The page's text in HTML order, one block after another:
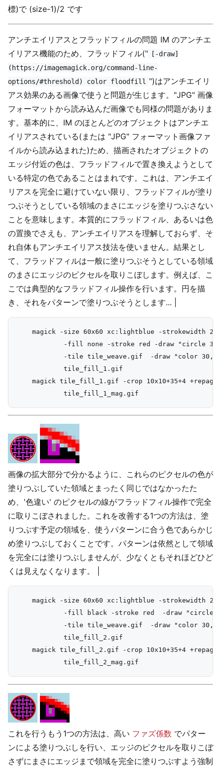
標)で (size-1)/2 です
アンチエイリアスとフラッドフィルの問題 IM のアンチエ
イリアス機能のため、フラッドフィル("
[-draw]
(https://imagemagick.org/command-line-
options/#threshold) color floodfill
")はアンチエイリ
アス効果のある画像で使うと問題が生じます。"JPG" 画像
フォーマットから読み込んだ画像でも同様の問題がありま
す。基本的に、IM のほとんどのオブジェクトはアンチエ
イリアスされている(または "JPG" フォーマット画像ファ
イルから読み込まれた)ため、描画されたオブジェクトの
エッジ付近の色は、フラッドフィルで置き換えようとして
いる特定の色であることはまれです。これは、アンチエイ
リアスを完全に避けていない限り、フラッドフィルが塗り
つぶそうとしている領域のまさにエッジを塗りつぶさない
ことを意味します。本質的にフラッドフィル、あるいは色
の置換でさえも、アンチエイリアスを理解しておらず、そ
れ自体もアンチエイリアス技法を使いません。結果とし
て、フラッドフィルは一般に塗りつぶそうとしている領域
のまさにエッジのピクセルを取りこぼします。例えば、こ
こでは典型的なフラッドフィル操作を行います。円を描
き、それをパターンで塗りつぶそうとします... |
    magick -size 60x60 xc:lightblue -strokewidth 2 \
-fill none -stroke red -draw "circle
-tile tile_weave.gif  -draw "color
            tile_fill_1.gif
magick tile_fill_1.gif -crop 10x10+35+4 +repage
画像の拡大部分で分かるように、これらのピクセルの色が
塗りつぶしていた領域とまったく同じではなかったた
め、'色違い' のピクセルの線がフラッドフィル操作で完全
に取りこぼされました。これを改善する1つの方法は、塗
りつぶす予定の領域を、使うパターンに合う色であらかじ
め塗りつぶしておくことです。パターンは依然として領域
を完全には塗りつぶしませんが、少なくともそれほどひど
くは見えなくなります。 |
    magick -size 60x60 xc:lightblue -strokewidth 2 \
-fill black -stroke red  -draw "circle
-tile tile_weave.gif  -draw "color
            tile_fill_2.gif
magick tile_fill_2.gif -crop 10x10+35+4 +repage
これを行うもう1つの方法は、高い ファズ係数 でパター
ンによる塗りつぶしを行い、エッジのピクセルを取りこぼ
さずにまさにエッジまで領域を完全に塗りつぶすよう強制